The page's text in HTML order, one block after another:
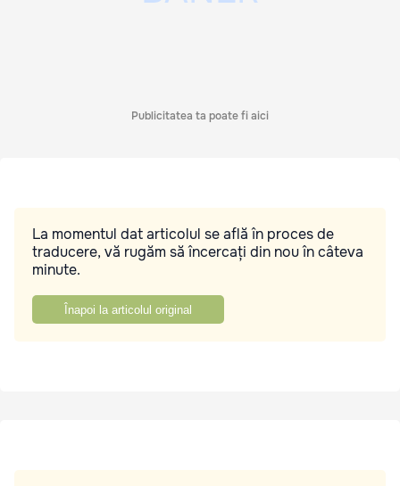
Publicitatea ta poate fi aici
La momentul dat articolul se află în proces de
traducere, vă rugăm să încercați din nou în câteva
minute.
Înapoi la articolul original